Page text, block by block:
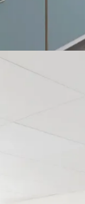
Fleksibel køkken